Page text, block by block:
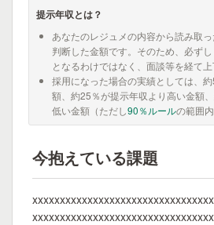
提示年収とは？
あなたのレジュメの内容から読み取
判断した金額です。そのため、必ず
となるわけではなく、面談等を経て上
採用になった場合の実績としては、
額、約25％が提示年収より高い金額
低い金額（ただし90％ルールの範囲
今抱えている課題